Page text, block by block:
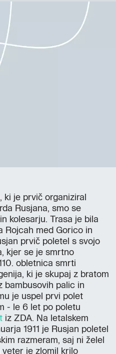
, ki je prvič organiziral
Rusjana, smo se
kolesarju. Trasa je bila
Rojcah med Gorico in
prvič poletel s svojo
kjer se je smrtno
obletnica smrti
ki je skupaj z bratom
bambusovih palic in
je uspel prvi polet
- le 6 let po poletu
iz ZDA. Na letalskem
1911 je Rusjan poletel
razmeram, saj ni želel
veter je zlomil krilo